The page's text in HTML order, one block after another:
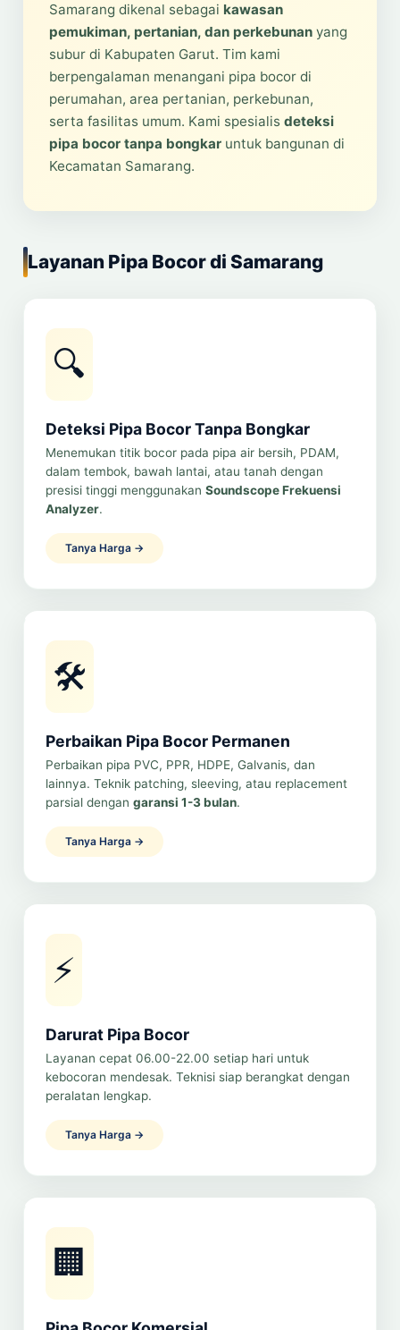
Samarang dikenal sebagai kawasan
pemukiman, pertanian, dan perkebunanyang
subur di Kabupaten Garut. Tim kami
berpengalaman menangani pipa bocor di
perumahan, area pertanian, perkebunan,
serta fasilitas umum. Kami spesialis deteksi
pipa bocor tanpa bongkaruntuk bangunan di
Kecamatan Samarang.
Layanan Pipa Bocor di Samarang
🔍
Deteksi Pipa Bocor Tanpa Bongkar
Menemukan titik bocor pada pipa air bersih, PDAM,
dalam tembok, bawah lantai, atau tanah dengan
presisi tinggi menggunakan Soundscope Frekuensi
Analyzer.
Tanya Harga →
🛠️
Perbaikan Pipa Bocor Permanen
Perbaikan pipa PVC, PPR, HDPE, Galvanis, dan
lainnya. Teknik patching, sleeving, atau replacement
parsial dengan garansi 1-3 bulan.
Tanya Harga →
⚡
Darurat Pipa Bocor
Layanan cepat 06.00-22.00 setiap hari untuk
kebocoran mendesak. Teknisi siap berangkat dengan
peralatan lengkap.
Tanya Harga →
🏢